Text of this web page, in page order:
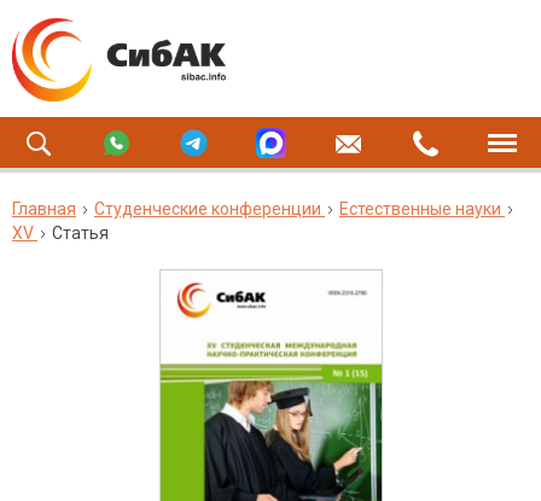
Главная Студенческие конференции
Естественные науки
XV
Статья